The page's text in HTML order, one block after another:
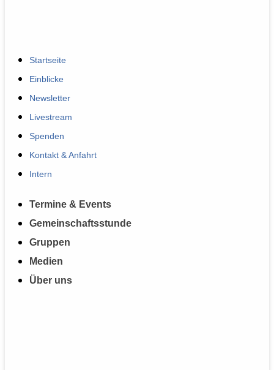
Startseite
Einblicke
Newsletter
Livestream
Spenden
Kontakt & Anfahrt
Intern
Termine & Events
Gemeinschaftsstunde
Gruppen
Medien
Über uns